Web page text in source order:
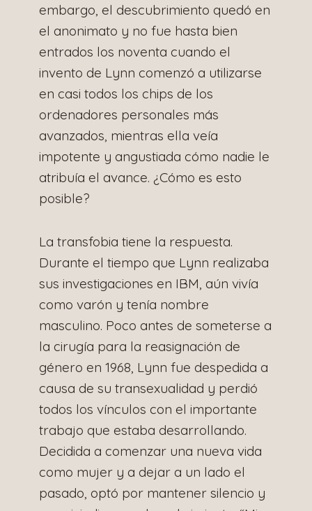
embargo, el descubrimiento quedó en
el anonimato y no fue hasta bien
entrados los noventa cuando el
invento de Lynn comenzó a utilizarse
en casi todos los chips de los
ordenadores personales más
avanzados, mientras ella veía
impotente y angustiada cómo nadie le
atribuía el avance. ¿Cómo es esto
posible?
La transfobia tiene la respuesta.
Durante el tiempo que Lynn realizaba
sus investigaciones en IBM, aún vivía
como varón y tenía nombre
masculino. Poco antes de someterse a
la cirugía para la reasignación de
género en 1968, Lynn fue despedida a
causa de su transexualidad y perdió
todos los vínculos con el importante
trabajo que estaba desarrollando.
Decidida a comenzar una nueva vida
como mujer y a dejar a un lado el
pasado, optó por mantener silencio y